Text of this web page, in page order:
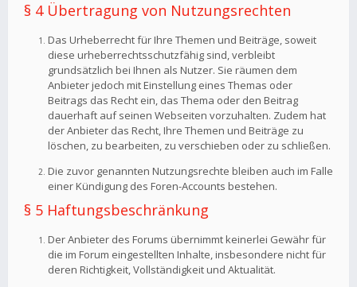
§ 4 Übertragung von Nutzungsrechten
Das Urheberrecht für Ihre Themen und Beiträge, soweit
diese urheberrechtsschutzfähig sind, verbleibt
grundsätzlich bei Ihnen als Nutzer. Sie räumen dem
Anbieter jedoch mit Einstellung eines Themas oder
Beitrags das Recht ein, das Thema oder den Beitrag
dauerhaft auf seinen Webseiten vorzuhalten. Zudem hat
der Anbieter das Recht, Ihre Themen und Beiträge zu
löschen, zu bearbeiten, zu verschieben oder zu schließen.
Die zuvor genannten Nutzungsrechte bleiben auch im Falle
einer Kündigung des Foren-Accounts bestehen.
§ 5 Haftungsbeschränkung
Der Anbieter des Forums übernimmt keinerlei Gewähr für
die im Forum eingestellten Inhalte, insbesondere nicht für
deren Richtigkeit, Vollständigkeit und Aktualität.